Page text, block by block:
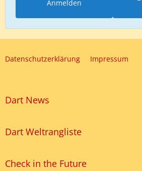
Anmelden
Datenschutzerklärung Impressum
Dart News
Dart Weltrangliste
Check in the Future